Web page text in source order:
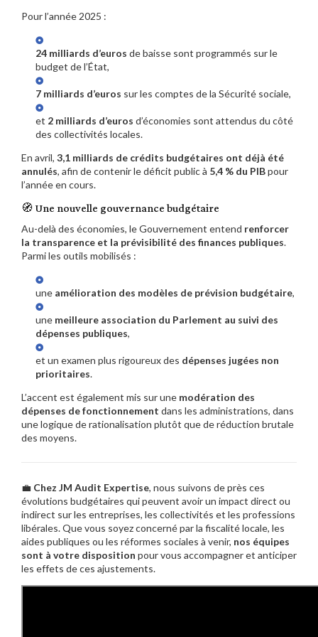
Pour l’année 2025 :
24 milliards d’euros de baisse sont programmés sur le
budget de l’État,
7 milliards d’euros sur les comptes de la Sécurité sociale,
et 2 milliards d’euros d’économies sont attendus du côté
des collectivités locales.
En avril, 3,1 milliards de crédits budgétaires ont déjà été
annulés, afin de contenir le déficit public à 5,4 % du PIBpour
l’année en cours.
🧭 Une nouvelle gouvernance budgétaire
Au-delà des économies, le Gouvernement entend renforcer
la transparence et la prévisibilité des finances publiques.
Parmi les outils mobilisés :
une amélioration des modèles de prévision budgétaire,
une meilleure association du Parlement au suivi des
dépenses publiques,
et un examen plus rigoureux des dépenses jugées non
prioritaires.
L’accent est également mis sur une modération des
dépenses de fonctionnement dans les administrations, dans
une logique de rationalisation plutôt que de réduction brutale
des moyens.
💼 Chez JM Audit Expertise, nous suivons de près ces
évolutions budgétaires qui peuvent avoir un impact direct ou
indirect sur les entreprises, les collectivités et les professions
libérales. Que vous soyez concerné par la fiscalité locale, les
aides publiques ou les réformes sociales à venir, nos équipes
sont à votre disposition pour vous accompagner et anticiper
les effets de ces ajustements.